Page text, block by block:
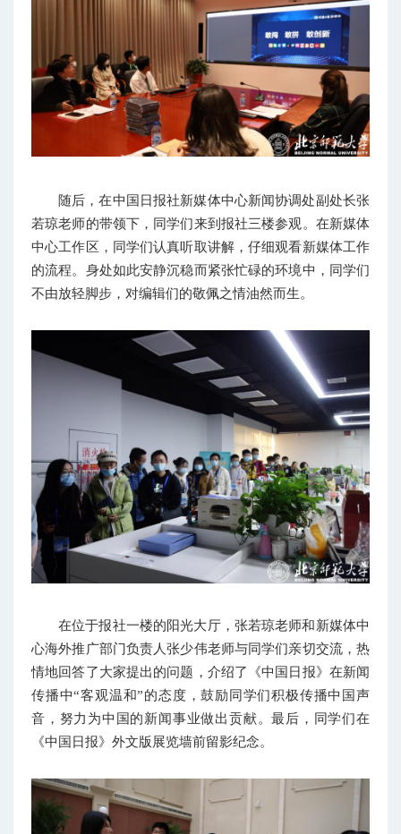
随后，在中国日报社新媒体中心新闻协调处副处长张
若琼老师的带领下，同学们来到报社三楼参观。在新媒体
中心工作区，同学们认真听取讲解，仔细观看新媒体工作
的流程。身处如此安静沉稳而紧张忙碌的环境中，同学们
不由放轻脚步，对编辑们的敬佩之情油然而生。
在位于报社一楼的阳光大厅，张若琼老师和新媒体中
心海外推广部门负责人张少伟老师与同学们亲切交流，热
情地回答了大家提出的问题，介绍了《中国日报》在新闻
传播中“客观温和”的态度，鼓励同学们积极传播中国声
音，努力为中国的新闻事业做出贡献。最后，同学们在
《中国日报》外文版展览墙前留影纪念。